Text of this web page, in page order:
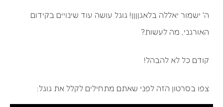
ה' ישמור יאללה בלאגןןןן! גוגל עושה עוד שינויים בקידום
האורגני, מה לעשות?
קודם כל לא להבהל!
צפו בסרטון הזה לפני שאתם מתחילים לקלל את גוגל: